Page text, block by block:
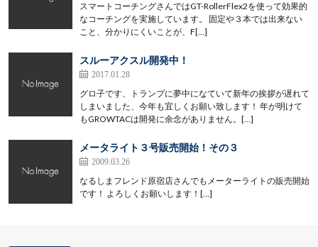
スマートコーチングさんではGT-RollerFlex2を使って効果的
なコーチングを実施しています。 固定や３本では出来ない
こと、分かりにくいことが、F[…]
スルーアクスル開発中！
2017.01.28
グロ子です、トランプに夢中になていて新年の挨拶が遅れて
しまいました、今年も宜しくお願い致します！ 年が明けて
もGROWTACは開発に余念がありません。[…]
メータライト３号販売開始！その３
2009.03.26
なるしまフレンド原宿店さんでもメーターライトの販売開始
です！ よろしくお願いします！[…]